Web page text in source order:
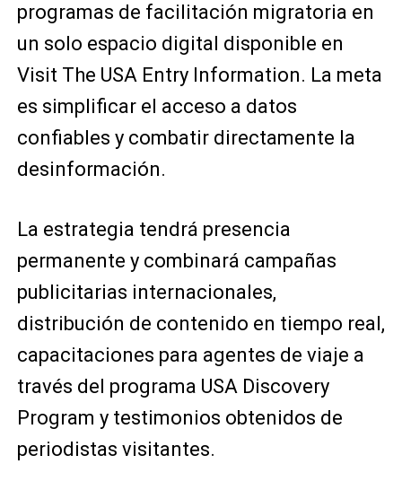
programas de facilitación migratoria en
un solo espacio digital disponible en
Visit The USA Entry Information. La meta
es simplificar el acceso a datos
confiables y combatir directamente la
desinformación.
La estrategia tendrá presencia
permanente y combinará campañas
publicitarias internacionales,
distribución de contenido en tiempo real,
capacitaciones para agentes de viaje a
través del programa USA Discovery
Program y testimonios obtenidos de
periodistas visitantes.